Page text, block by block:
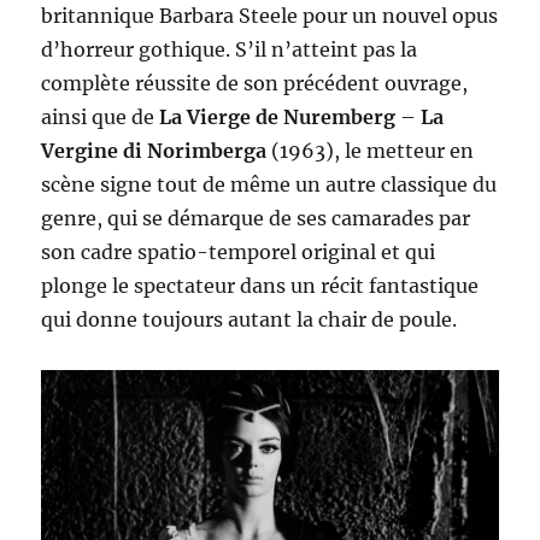
britannique Barbara Steele pour un nouvel opus
d’horreur gothique. S’il n’atteint pas la
complète réussite de son précédent ouvrage,
ainsi que deLaVierge de Nuremberg –La
Vergine di Norimberga (1963), le metteur en
scène signe tout de même un autre classique du
genre, qui se démarque de ses camarades par
son cadre spatio-temporel original et qui
plonge le spectateur dans un récit fantastique
qui donne toujours autant la chair de poule.